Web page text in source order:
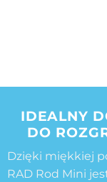
IDEALNY
DO
Dzięki miękkiej
RAD Rod Mini